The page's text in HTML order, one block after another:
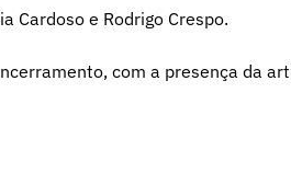
Cardoso e Rodrigo Crespo.
com a presença da